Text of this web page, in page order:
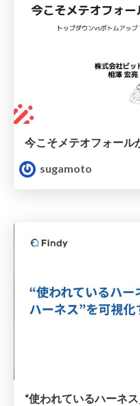
今こそメテオフォール
sugamoto